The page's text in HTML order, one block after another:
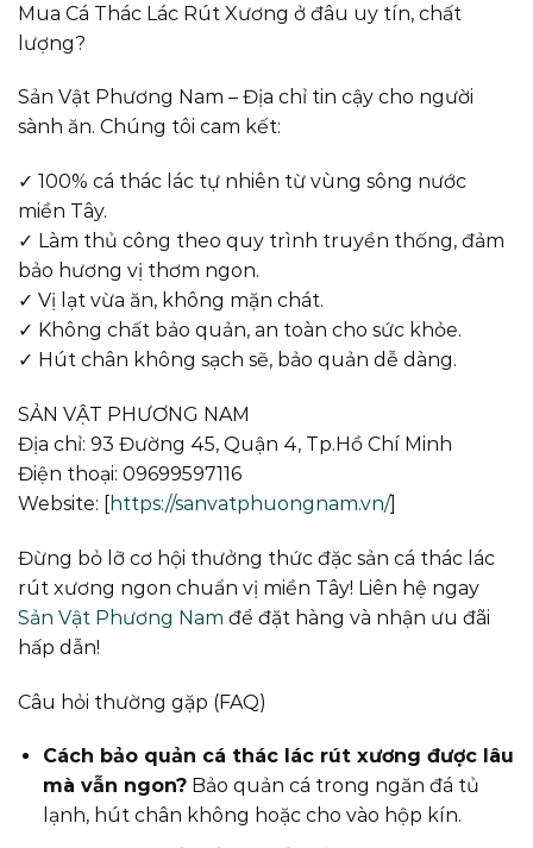
Mua Cá Thác Lác Rút Xương ở đâu uy tín, chất
lượng?
Sản Vật Phương Nam – Địa chỉ tin cậy cho người
sành ăn. Chúng tôi cam kết:
✓ 100% cá thác lác tự nhiên từ vùng sông nước
miền Tây.
✓ Làm thủ công theo quy trình truyền thống, đảm
bảo hương vị thơm ngon.
✓ Vị lạt vừa ăn, không mặn chát.
✓ Không chất bảo quản, an toàn cho sức khỏe.
✓ Hút chân không sạch sẽ, bảo quản dễ dàng.
SẢN VẬT PHƯƠNG NAM
Địa chỉ: 93 Đường 45, Quận 4, Tp.Hồ Chí Minh
Điện thoại: 09699597116
Website: [https://sanvatphuongnam.vn/]
Đừng bỏ lỡ cơ hội thưởng thức đặc sản cá thác lác
rút xương ngon chuẩn vị miền Tây! Liên hệ ngay
Sản Vật Phương Nam để đặt hàng và nhận ưu đãi
hấp dẫn!
Câu hỏi thường gặp (FAQ)
Cách bảo quản cá thác lác rút xương được lâu
mà vẫn ngon?Bảo quản cá trong ngăn đá tủ
lạnh, hút chân không hoặc cho vào hộp kín.